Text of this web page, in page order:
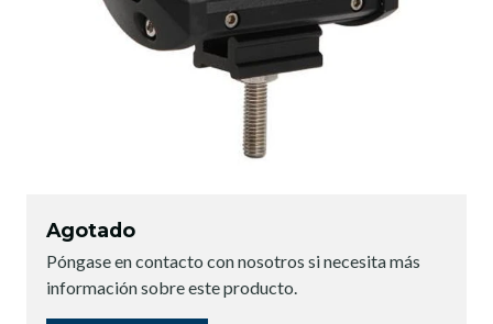
Agotado
Póngase en contacto con nosotros si necesita más
información sobre este producto.